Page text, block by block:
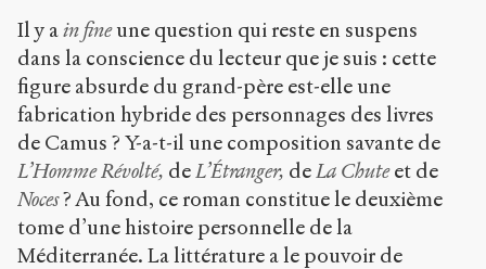
Il y ain fineune question qui reste en suspens
dans la conscience du lecteur que je suis : cette
figure absurde du grand-père est-elle une
fabrication hybride des personnages des livres
de Camus ? Y-a-t-il une composition savante de
L’Homme Révolté, deL’Étranger, deLa Chuteet de
Noces? Au fond, ce roman constitue le deuxième
tome d’une histoire personnelle de la
Méditerranée. La littérature a le pouvoir de